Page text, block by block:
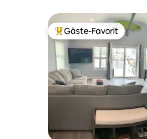
Beliebter Gäste-Favorit.
Gäste-Favorit